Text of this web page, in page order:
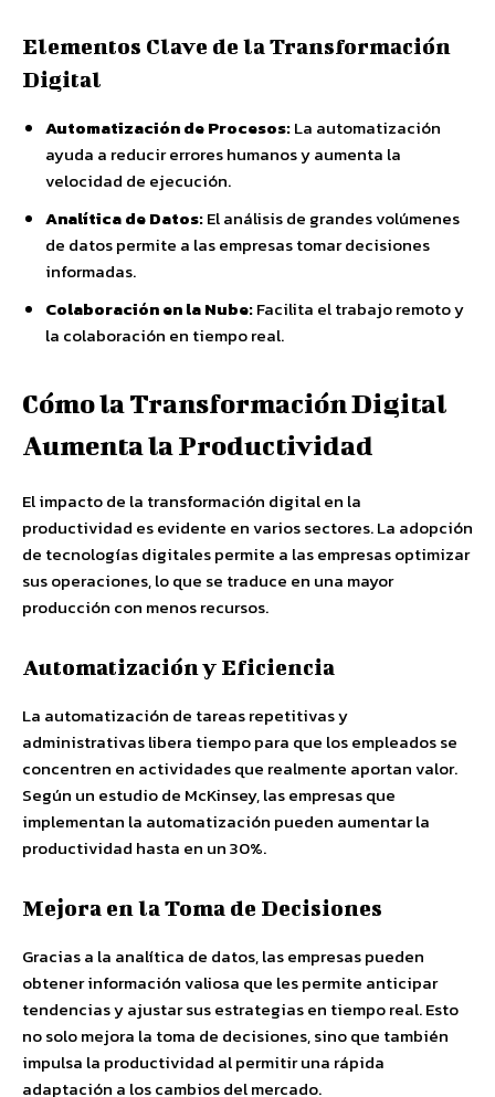
Elementos Clave de la Transformación
Digital
Automatización de Procesos:La automatización
ayuda a reducir errores humanos y aumenta la
velocidad de ejecución.
Analítica de Datos:El análisis de grandes volúmenes
de datos permite a las empresas tomar decisiones
informadas.
Colaboración en la Nube:Facilita el trabajo remoto y
la colaboración en tiempo real.
Cómo la Transformación Digital
Aumenta la Productividad
El impacto de la transformación digital en la
productividad es evidente en varios sectores. La adopción
de tecnologías digitales permite a las empresas optimizar
sus operaciones, lo que se traduce en una mayor
producción con menos recursos.
Automatización y Eficiencia
La automatización de tareas repetitivas y
administrativas libera tiempo para que los empleados se
concentren en actividades que realmente aportan valor.
Según un estudio de McKinsey, las empresas que
implementan la automatización pueden aumentar la
productividad hasta en un 30%.
Mejora en la Toma de Decisiones
Gracias a la analítica de datos, las empresas pueden
obtener información valiosa que les permite anticipar
tendencias y ajustar sus estrategias en tiempo real. Esto
no solo mejora la toma de decisiones, sino que también
impulsa la productividad al permitir una rápida
adaptación a los cambios del mercado.